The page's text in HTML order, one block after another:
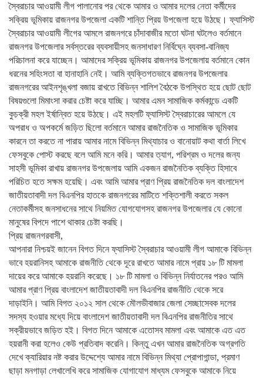
স্বৈরাচার আওয়ামী লীগ পালানোর পর থেকে আমার ও আমার দলের নেতা কর্মীদের
সক্রিয় ভূমিকায় রাজনগর উপজেলা একটি শান্তি প্রিয় উপজেলা হয়ে উঠছে। ফ্যাসিস্ট
স্বৈরাচার আওয়ামী লীগের আমলে রাজনগরে চাঁদাবাজীর মতো ঘটনা ঘটলেও বর্তমানে
রাজনগর উপজেলার সর্বস্তরের ব্যবসায়ীসহ জনসাধারণ নির্বিঘ্নে ব্যবসা-বানিজ্য
পরিচালনা করে যাচ্ছেন। আমাদের সক্রিয় ভূমিকায় রাজনগর উপজেলায় বর্তমানে কোন
ধরনের সহিংসতা বা হানাহানি নেই। আমি ব্যক্তিগতভাবে রাজনগর উপজেলার
রাজনগরের আইনশৃঙ্খলা বজায় রাখতে বিভিন্ন শালিশ বৈঠকে উপস্থিত হয়ে ছোট ছোট
বিষয়গুলো মিমাংসা করার চেষ্টা করে যাচ্ছি। আমার এমন সামাজিক কর্মকান্ডে একটি
কুচক্রী মহল ইর্ষান্বিত হয়ে উঠছে। এই মহলটি ফ্যাসিস্ট স্বৈরাচারের আমলে যে
অপরাধ ও অপকর্মে জড়িত ছিলো বর্তমানে আমার রাজনৈতিক ও সামাজিক ভূমিকার
কারনে তা করতে না পারায় আমার নামে বিভিন্ন মিথ্যাচার ও বানোয়াট কথা বার্তা লিখে
ফেসবুকে পোস্ট করছে বলে আমি মনে করি। আমার ত্যাগ, পরিশ্রম ও দলের জন্য
সাহসী ভূমিকা রাখায় রাজনগর উপজেলায় আমি একজন রাজনৈতিক ব্যক্তি হিসাবে
পরিচিত হতে সক্ষম হয়েছি। এবং আমি আমার প্রাণ প্রিয় রাজনৈতিক দল বাংলাদেশ
জাতীয়তাবাদী দল বিএনপির হাতকে রাজনগরের মাটিতে শক্তিশালী করতে সকল
নেতাকর্মীসহ জনসাধনের সাথে নিয়মিত যোগযোগসহ রাজনগর উপজেলার যে কোনো
মানুষের বিপদে পাশে থাকার চেষ্টা করছি।
প্রিয় রাজনগরবাসী,
আপনারা নিশ্চয়ই জানেন বিগত দিনে ফ্যাসিস্ট স্বৈরাচার আওয়ামী লীগ আমাকে বিভিন্ন
ভাবে হয়রানিসহ আমাকে রাজনীতি থেকে দূরে রাখতে আমার নামে প্রায় ১৮ টি মামলা
দায়ের করে আমাকে হয়রানি করেছে। ১৮ টি মামলা ও বিভিন্ন নির্যাতনের পরও আমি
আমার প্রাণ প্রিয় বাংলাদেশ জাতীয়তাবাদী দল বিএনপির রাজনীতি থেকে সরে
দাড়াইনি। আমি বিগত ২০১২ সাল থেকে মৌলভীবাজার জেলা সেচ্ছাসেবক দলের
সদস্য হওয়ার মধ্যে দিয়ে বাংলাদেশ জাতীয়তাবাদী দল বিএনপির রাজনীতির সাথে
সক্রীয়ভাবে জড়িত হই। বিগত দিনে আমাকে এতোসব মামলা এবং আমাকে এত এত
হয়রানী করা হলেও কেউ প্রতিবাদ করেনি। কিন্তু এখন আমার রাজনৈতিক অগ্রগতি
দেখে ক্যারিয়ার নষ্ট করার উদ্দেশ্যে আমার নামে বিভিন্ন মিথ্যা প্রোপাগান্ডা, প্রমাণ
ছাড়া মনগাড়া লেখালেখি করে সামাজিক যোগাযোগ মাধ্যম ফেসবুকে আমাকে নিয়ে